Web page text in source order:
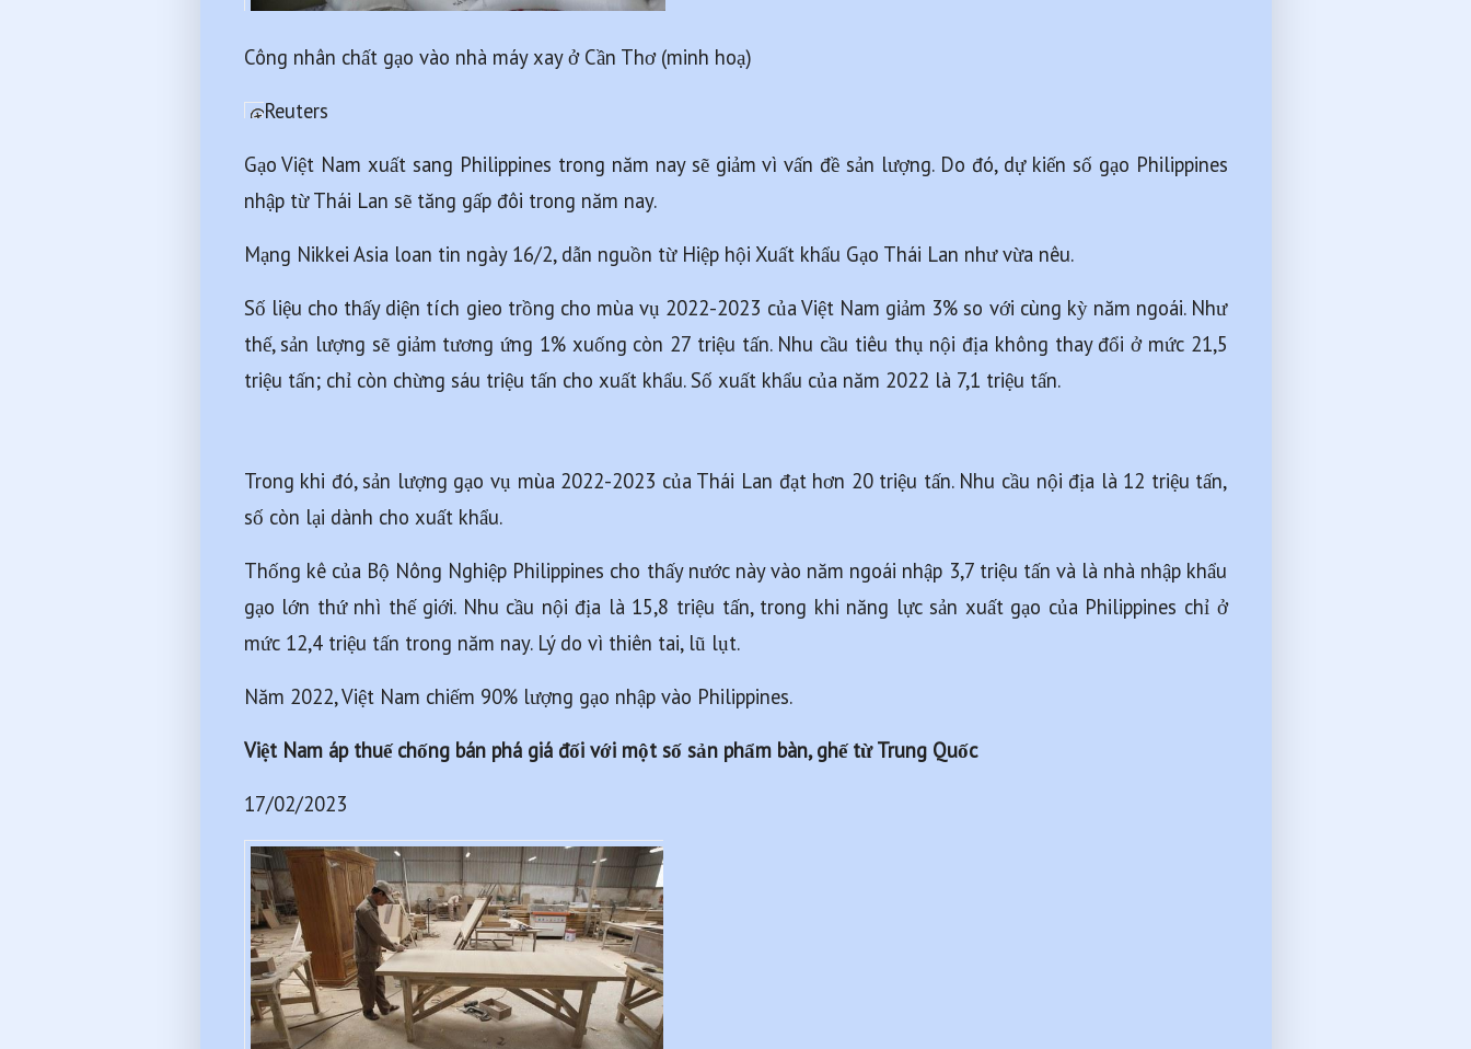
Công nhân chất gạo vào nhà máy xay ở Cần Thơ (minh hoạ)
Reuters
Gạo Việt Nam xuất sang Philippines trong năm nay sẽ giảm vì vấn đề sản lượng. Do đó, dự kiến số gạo Philippines
nhập từ Thái Lan sẽ tăng gấp đôi trong năm nay.
Mạng Nikkei Asia loan tin ngày 16/2, dẫn nguồn từ Hiệp hội Xuất khẩu Gạo Thái Lan như vừa nêu.
Số liệu cho thấy diện tích gieo trồng cho mùa vụ 2022-2023 của Việt Nam giảm 3% so với cùng kỳ năm ngoái. Như
thế, sản lượng sẽ giảm tương ứng 1% xuống còn 27 triệu tấn. Nhu cầu tiêu thụ nội địa không thay đổi ở mức 21,5
triệu tấn; chỉ còn chừng sáu triệu tấn cho xuất khẩu. Số xuất khẩu của năm 2022 là 7,1 triệu tấn.
Trong khi đó, sản lượng gạo vụ mùa 2022-2023 của Thái Lan đạt hơn 20 triệu tấn. Nhu cầu nội địa là 12 triệu tấn,
số còn lại dành cho xuất khẩu.
Thống kê của Bộ Nông Nghiệp Philippines cho thấy nước này vào năm ngoái nhập 3,7 triệu tấn và là nhà nhập khẩu
gạo lớn thứ nhì thế giới. Nhu cầu nội địa là 15,8 triệu tấn, trong khi năng lực sản xuất gạo của Philippines chỉ ở
mức 12,4 triệu tấn trong năm nay. Lý do vì thiên tai, lũ lụt.
Năm 2022, Việt Nam chiếm 90% lượng gạo nhập vào Philippines.
Việt Nam áp thuế chống bán phá giá đối với một số sản phẩm bàn, ghế từ Trung Quốc
17/02/2023